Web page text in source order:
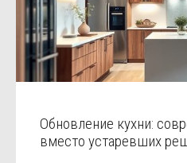
Обновление кухни:
вместо устаревших